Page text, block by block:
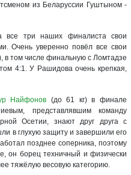
из Беларуссии Гуштыном -
все три наших финалиста свои
Очень уверенно повёл все свои
в том числе финальную с Ломтадзе
4:1. У Рашидова очень крепкая,
Найфонов (до 61 кг) в финале
представлявшим команду
Осетии, знают друг друга с
в глухую защиту и завершили его
позднее соперника, поэтому
он борец техничный и физически
тяжёлую весовую категорию.